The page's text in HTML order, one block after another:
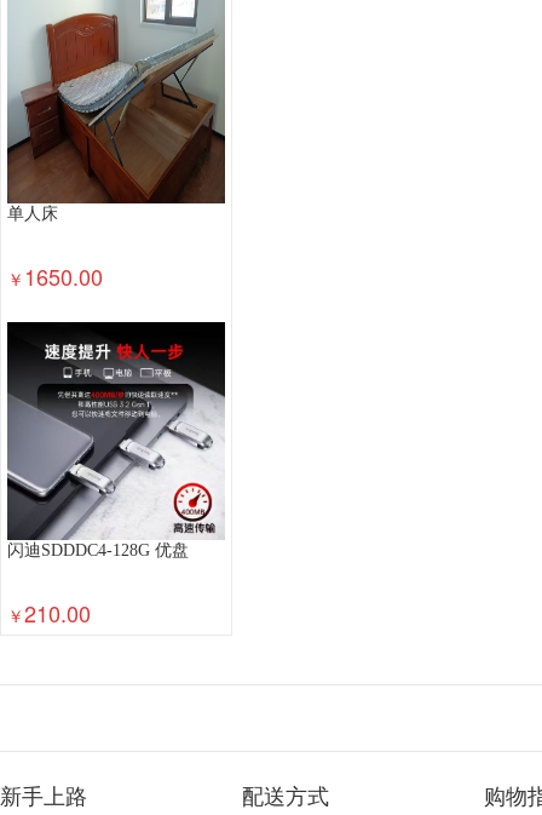
单人床
￥ 1650.00
闪迪SDDDC4-128G 优盘
￥210.00
新手上路 配送方式 购物